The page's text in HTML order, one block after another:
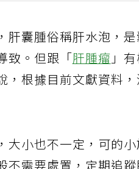
肝囊腫俗稱肝水泡，
致。但跟「肝腫瘤」
，根據目前文獻資料
大小也不一定，可的